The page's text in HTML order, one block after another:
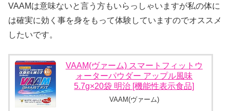
VAAMは意味ないと言う方もいらっしゃいますが私の体に
は確実に効く事を身をもって体験していますのでオススメ
したいです。
VAAM(ヴァーム) スマートフィットウ
ォーターパウダー アップル風味
5.7g×20袋 明治 [機能性表示食品]
VAAM(ヴァーム)